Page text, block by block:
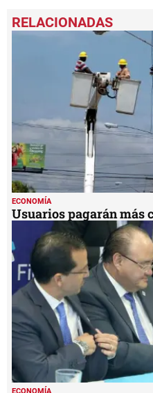
ECONOMÍA
Usuarios pagarán más
ECONOMÍA
Enee firma contrato
Energía Honduras